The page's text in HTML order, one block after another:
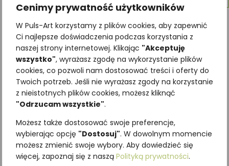
Cenimy prywatność użytkowników
W Puls-Art korzystamy z plików cookies, aby zapewnić
Ci najlepsze doświadczenia podczas korzystania z
naszej strony internetowej. Klikając "Akceptuję
wszystko", wyrażasz zgodę na wykorzystanie plików
cookies, co pozwoli nam dostosować treści i oferty do
Twoich potrzeb. Jeśli nie wyrażasz zgody na korzystanie
z nieistotnych plików cookies, możesz kliknąć
"Odrzucam wszystkie".
Możesz także dostosować swoje preferencje,
wybierając opcję "Dostosuj". W dowolnym momencie
możesz zmienić swoje wybory. Aby dowiedzieć się
więcej, zapoznaj się z naszą Polityką prywatności.
STRONA GŁÓWNA
SKLEP
WSPÓŁPRACA
PRAWA AUTORSKIE
POLITYKA PRYWATNOŚCI